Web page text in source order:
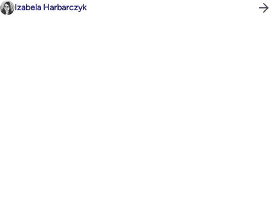
Izabela Harbarczyk